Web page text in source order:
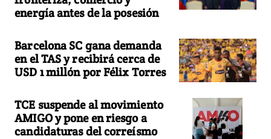
energía antes de la posesión
Barcelona SC gana demanda
en el TAS y recibirá cerca de
USD 1 millón por Félix Torres
TCE suspende al movimiento
AMIGO y pone en riesgo a
candidaturas del correísmo